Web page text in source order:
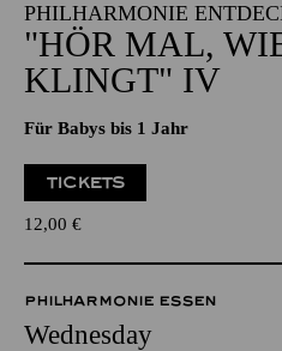
PHILHARMONIE
"HÖR MAL,
KLINGT" IV
Für Babys bis 1 Jahr
TICKETS
12,00 €
PHILHARMONIE ESSEN
Wednesday